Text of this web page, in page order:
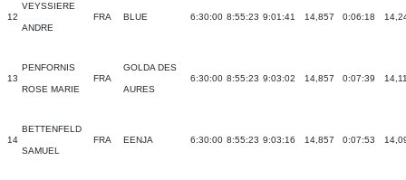
12
VEYSSIERE
ANDRE
FRA BLUE 6:30:00 8:55:23 9:01:41 14,857 0:06:18
13
PENFORNIS
ROSE MARIE
FRA
GOLDA DES
AURES
6:30:00 8:55:23 9:03:02 14,857 0:07:39
14
BETTENFELD
SAMUEL
FRA EENJA 6:30:00 8:55:23 9:03:16 14,857 0:07:53